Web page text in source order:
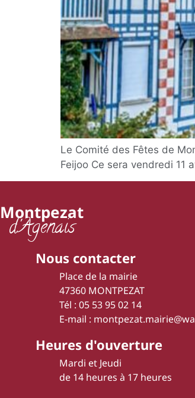
Le Comité des Fêtes de
Feijoo Ce sera vendredi 11
Montpezat
d'Agenais
Nous contacter
Place de la mairie
47360 MONTPEZAT
Tél : 05 53 95 02 14
E-mail :
Heures d'ouverture
Mardi et Jeudi
de 14 heures à 17 heures